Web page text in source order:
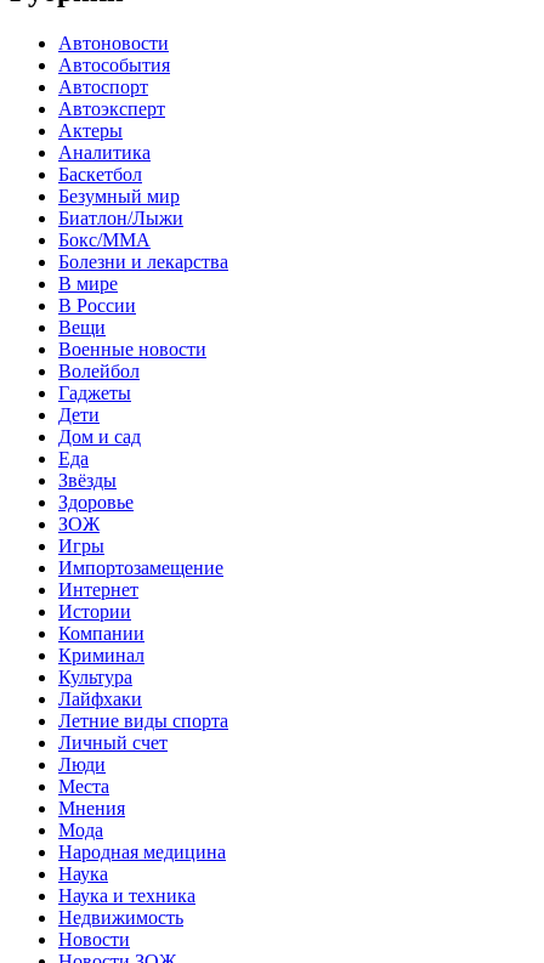
Автоновости
Автособытия
Автоспорт
Автоэксперт
Актеры
Аналитика
Баскетбол
Безумный мир
Биатлон/Лыжи
Бокс/MMA
Болезни и лекарства
В мире
В России
Вещи
Военные новости
Волейбол
Гаджеты
Дети
Дом и сад
Еда
Звёзды
Здоровье
ЗОЖ
Игры
Импортозамещение
Интернет
Истории
Компании
Криминал
Культура
Лайфхаки
Летние виды спорта
Личный счет
Люди
Места
Мнения
Мода
Народная медицина
Наука
Наука и техника
Недвижимость
Новости